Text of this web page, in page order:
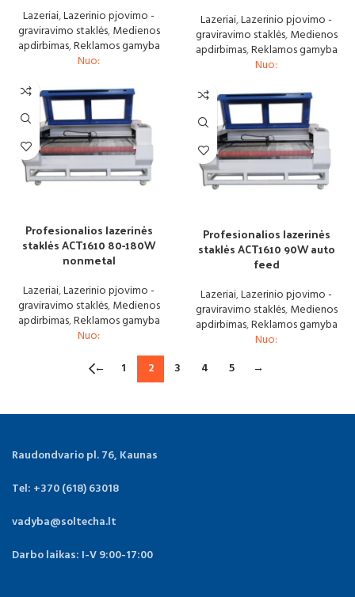
Lazeriai,Lazerinio pjovimo -
graviravimo staklės,Medienos
apdirbimas,Reklamos gamyba
Nuo:
Lazeriai,Lazerinio pjovimo -
graviravimo staklės,Medienos
apdirbimas,Reklamos gamyba
Nuo:
Profesionalios lazerinės
staklės ACT1610 80-180W
nonmetal
Lazeriai,Lazerinio pjovimo -
graviravimo staklės,Medienos
apdirbimas,Reklamos gamyba
Nuo:
Profesionalios lazerinės
staklės ACT1610 90W auto
feed
Lazeriai,Lazerinio pjovimo -
graviravimo staklės,Medienos
apdirbimas,Reklamos gamyba
Nuo:
←
1 2 3 4 5 →
Raudondvario pl. 76, Kaunas
Tel: +370 (618) 63018
vadyba@soltecha.lt
Darbo laikas: I-V 9:00-17:00